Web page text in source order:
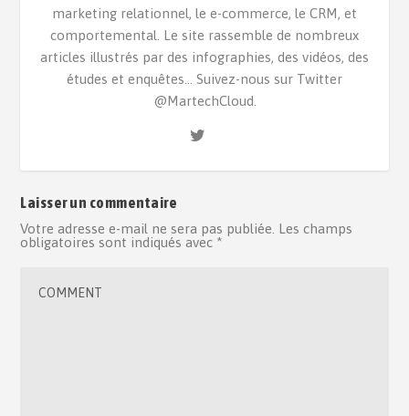
marketing relationnel, le e-commerce, le CRM, et
comportemental. Le site rassemble de nombreux
articles illustrés par des infographies, des vidéos, des
études et enquêtes... Suivez-nous sur Twitter
@MartechCloud.
Laisser un commentaire
Votre adresse e-mail ne sera pas publiée. Les champs
obligatoires sont indiqués avec *